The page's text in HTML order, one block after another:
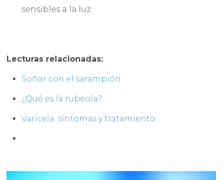
sensibles a la luz
Lecturas relacionadas:
Soñar con el sarampión
¿Qué es la rubeola?
Varicela: síntomas y tratamiento